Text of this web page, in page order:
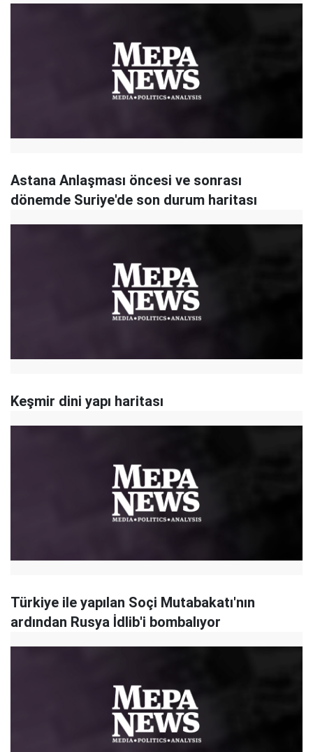
Astana Anlaşması öncesi ve sonrası
dönemde Suriye'de son durum haritası
Keşmir dini yapı haritası
Türkiye ile yapılan Soçi Mutabakatı'nın
ardından Rusya İdlib'i bombalıyor